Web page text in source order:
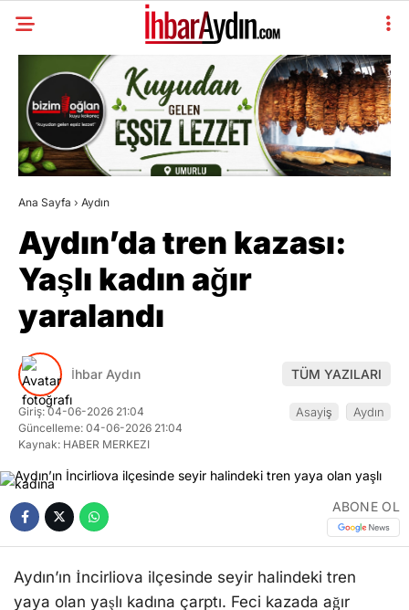
Ana Sayfa › Aydın
Aydın’da tren kazası:
Yaşlı kadın ağır
yaralandı
İhbar Aydın TÜM YAZILARI
Giriş: 04-06-2026 21:04
Güncelleme: 04-06-2026 21:04
Kaynak: HABER MERKEZI
Asayiş Aydın
ABONE OL
Aydın’ın İncirliova ilçesinde seyir halindeki tren
yaya olan yaşlı kadına çarptı. Feci kazada ağır